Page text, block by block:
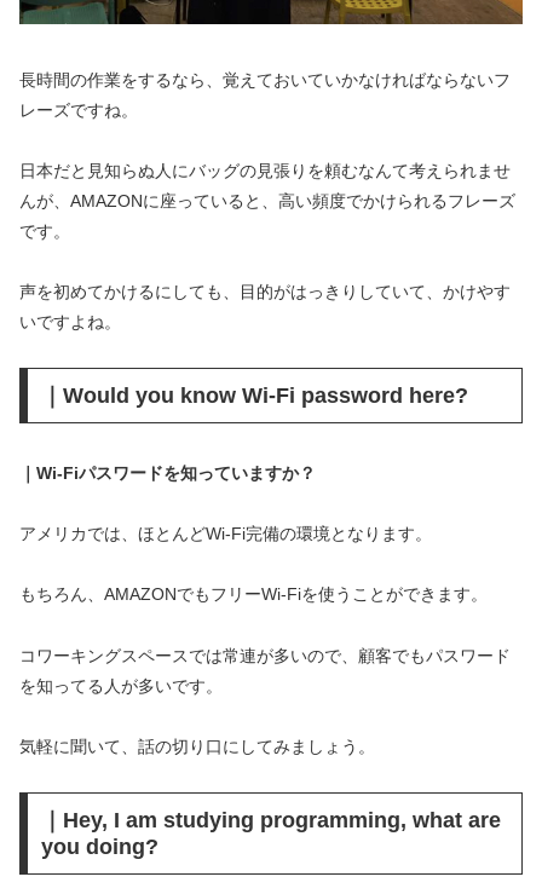
長時間の作業をするなら、覚えておいていかなければならないフ
レーズですね。
日本だと見知らぬ人にバッグの見張りを頼むなんて考えられませ
んが、AMAZONに座っていると、高い頻度でかけられるフレーズ
です。
声を初めてかけるにしても、目的がはっきりしていて、かけやす
いですよね。
｜Would you know Wi-Fi password here?
｜Wi-Fiパスワードを知っていますか？
アメリカでは、ほとんどWi-Fi完備の環境となります。
もちろん、AMAZONでもフリーWi-Fiを使うことができます。
コワーキングスペースでは常連が多いので、顧客でもパスワード
を知ってる人が多いです。
気軽に聞いて、話の切り口にしてみましょう。
｜Hey, I am studying programming, what are
you doing?